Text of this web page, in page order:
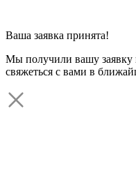
Ваша заявка принята!
Мы получили вашу заявку
свяжеться с вами в